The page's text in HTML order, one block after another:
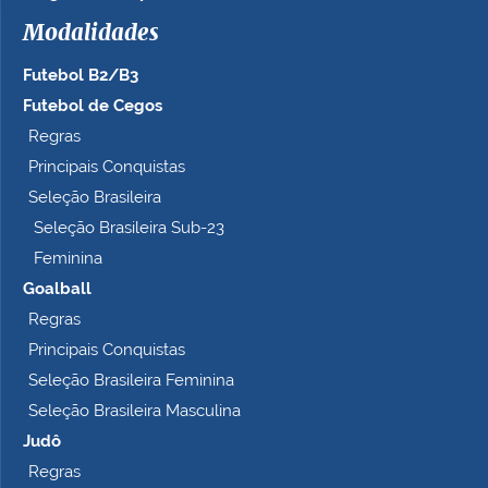
o
o
m
e
t
Modalidades
Futebol B2/B3
Futebol de Cegos
Regras
Principais Conquistas
Seleção Brasileira
Seleção Brasileira Sub-23
Feminina
Goalball
Regras
Principais Conquistas
Seleção Brasileira Feminina
Seleção Brasileira Masculina
Judô
Regras